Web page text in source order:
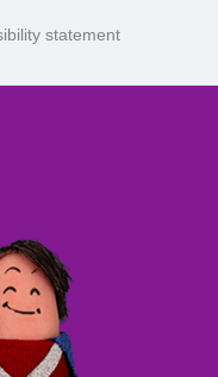
statement